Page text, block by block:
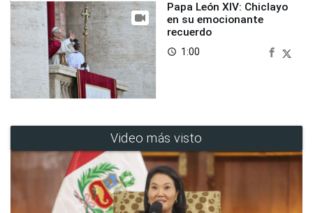
Papa León XIV: Chiclayo
en su emocionante
recuerdo
access_time 1:00
Video más visto